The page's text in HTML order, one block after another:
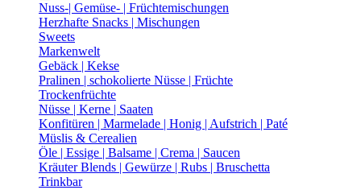
Nuss-| Gemüse- | Früchtemischungen
Herzhafte Snacks | Mischungen
Sweets
Markenwelt
Gebäck | Kekse
Pralinen | schokolierte Nüsse | Früchte
Trockenfrüchte
Nüsse | Kerne | Saaten
Konfitüren | Marmelade | Honig | Aufstrich | Paté
Müslis & Cerealien
Öle | Essige | Balsame | Crema | Saucen
Kräuter Blends | Gewürze | Rubs | Bruschetta
Trinkbar